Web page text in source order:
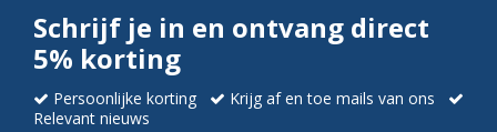
Schrijf je in en ontvang direct
5% korting
Persoonlijke korting
Krijg af en toe mails van ons
Relevant nieuws